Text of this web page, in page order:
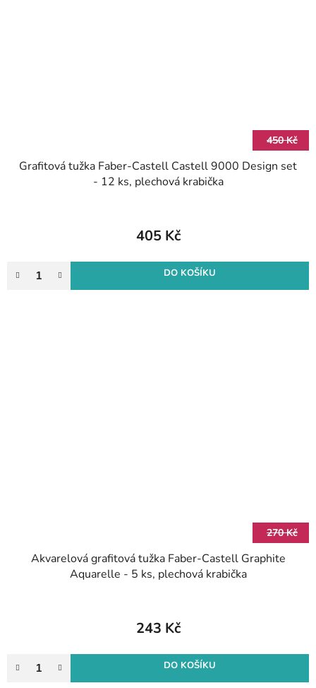
450 Kč
Grafitová tužka Faber-Castell Castell 9000 Design set
- 12 ks, plechová krabička
405 Kč
DO KOŠÍKU
270 Kč
Akvarelová grafitová tužka Faber-Castell Graphite
Aquarelle - 5 ks, plechová krabička
243 Kč
DO KOŠÍKU